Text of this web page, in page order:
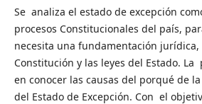
Se analiza el estado de excepción
procesos Constitucionales del país,
necesita una fundamentación jurídica,
Constitución y las leyes del Estado. La
en conocer las causas del porqué de
del Estado de Excepción. Con el